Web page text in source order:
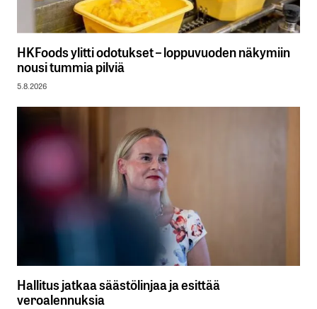
HKFoods ylitti odotukset – loppuvuoden näkymiin
nousi tummia pilviä
5.8.2026
Hallitus jatkaa säästölinjaa ja esittää
veroalennuksia